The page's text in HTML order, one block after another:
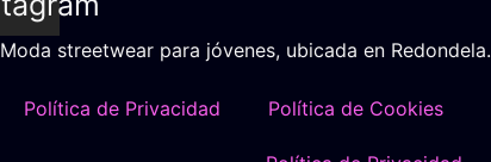
de
Moda streetwear para jóvenes, ubicada en Redondela.
Política de Privacidad Política de Cookies